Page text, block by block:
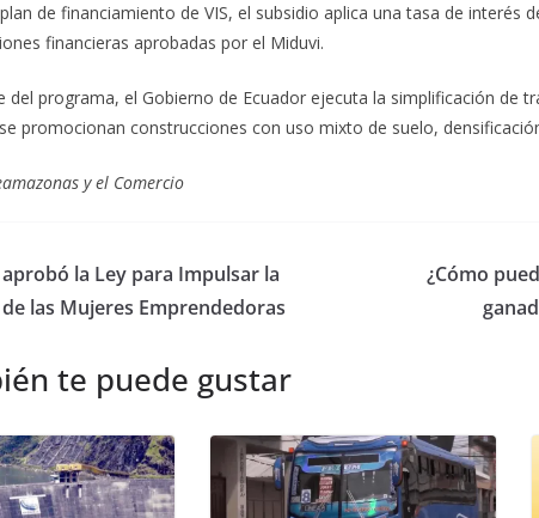
de financiamiento de VIS, el subsidio aplica una tasa de interés
financieras aprobadas por el Miduvi.
del programa, el Gobierno de Ecuador ejecuta la simplificación de
promocionan construcciones con uso mixto de suelo,
y el Comercio
la Ley para Impulsar la
las Mujeres Emprendedoras
¿Cómo
te puede gustar